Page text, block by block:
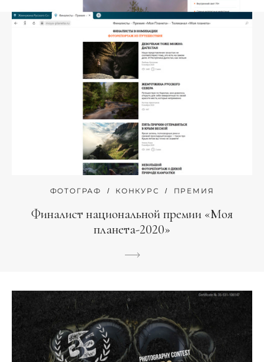
ФОТОГРАФ КОНКУРС ПРЕМИЯ
Финалист национальной премии «Моя
планета-2020»